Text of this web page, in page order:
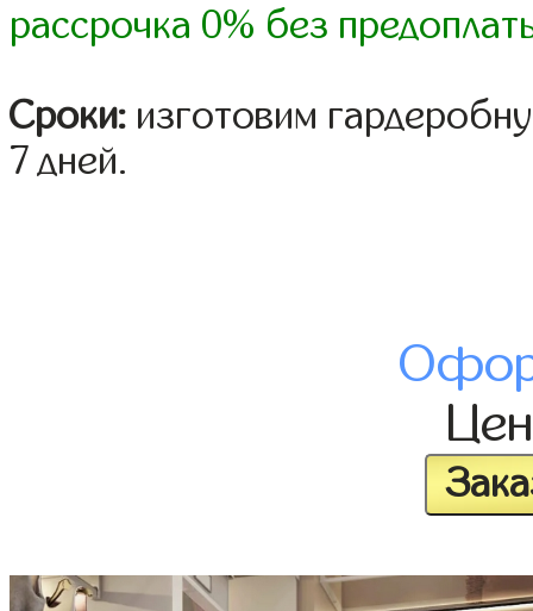
рассрочка 0% без
Сроки: изготовим
7 дней.